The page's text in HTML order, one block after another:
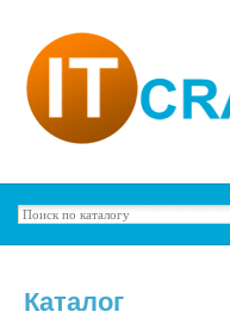
Каталог